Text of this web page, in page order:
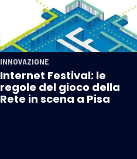
INNOVAZIONE
Internet Festival: le
regole del gioco della
Rete in scena a Pisa